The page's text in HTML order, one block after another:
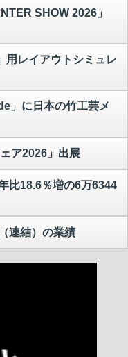
SHOW 2026」
レイアウトシミュレ
」に日本の竹工芸メ
ア2026」出展
比18.6％増の6万6344
連結）の業績